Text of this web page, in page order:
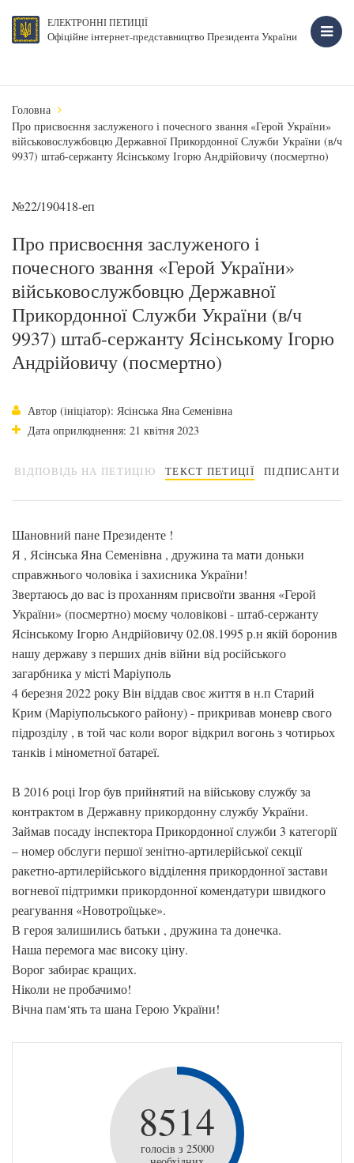
ЕЛЕКТРОННІ ПЕТИЦІЇ
Офіційне інтернет-представництво Президента України
Головна
Про присвоєння заслуженого і почесного звання «Герой України»
військовослужбовцю Державної Прикордонної Служби України (в/ч
9937) штаб-сержанту Ясінському Ігорю Андрійовичу (посмертно)
№22/190418-еп
Про присвоєння заслуженого і
почесного звання «Герой України»
військовослужбовцю Державної
Прикордонної Служби України (в/ч
9937) штаб-сержанту Ясінському Ігорю
Андрійовичу (посмертно)
Автор (ініціатор): Ясінська Яна Семенівна
Дата оприлюднення: 21 квітня 2023
ВІДПОВІДЬ НА ПЕТИЦІЮ ТЕКСТ ПЕТИЦІЇ ПІДПИСАНТИ
Шановний пане Президенте !
Я , Ясінська Яна Семенівна , дружина та мати доньки
справжнього чоловіка і захисника України!
Звертаюсь до вас із проханням присвоїти звання «Герой
України» (посмертно) моєму чоловікові - штаб-сержанту
Ясінському Ігорю Андрійовичу 02.08.1995 р.н якій боронив
нашу державу з перших днів війни від російського
загарбника у місті Маріуполь
4 березня 2022 року Він віддав своє життя в н.п Старий
Крим (Маріупольського району) - прикривав моневр свого
підрозділу , в той час коли ворог відкрил вогонь з чотирьох
танків і мінометної батареї.
В 2016 році Ігор був прийнятий на військову службу за
контрактом в Державну прикордонну службу України.
Займав посаду інспектора Прикордонної служби 3 категорії
– номер обслуги першої зенітно-артилерійської секції
ракетно-артилерійського відділення прикордонної застави
вогневої підтримки прикордонної комендатури швидкого
реагування «Новотроїцьке».
В героя залишились батьки , дружина та донечка.
Наша перемога має високу ціну.
Ворог забирає кращих.
Ніколи не пробачимо!
Вічна пам‘ять та шана Герою України!
8514
голосів з 25000